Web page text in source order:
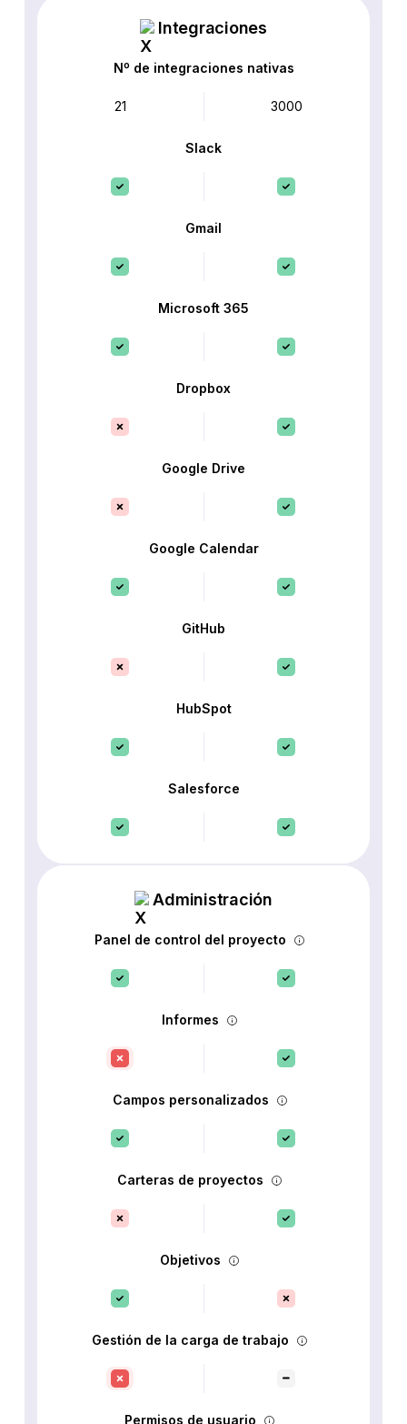
Integraciones
Nº de integraciones nativas
21 3000
Slack
Gmail
Microsoft 365
Dropbox
Google Drive
Google Calendar
GitHub
HubSpot
Salesforce
Administración
Panel de control del proyecto
Informes
Campos personalizados
Carteras de proyectos
Objetivos
Gestión de la carga de trabajo
Permisos de usuario